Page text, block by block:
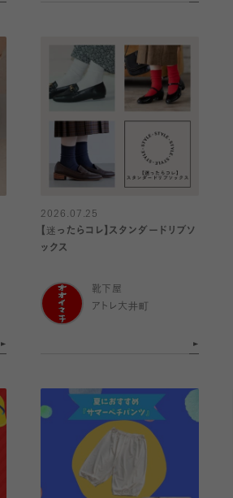
2026.07.25
【迷ったらコレ】スタンダードリブソ
ックス
靴下屋
アトレ大井町